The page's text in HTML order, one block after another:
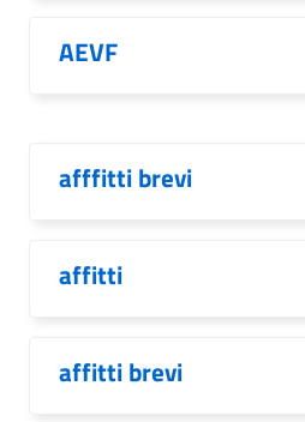
AEVF
afffitti brevi
affitti
affitti brevi